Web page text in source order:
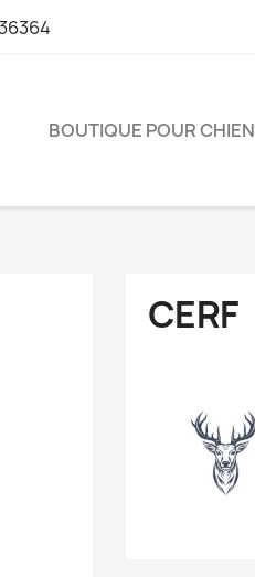
BOUTIQUE POUR CHIEN
CERF